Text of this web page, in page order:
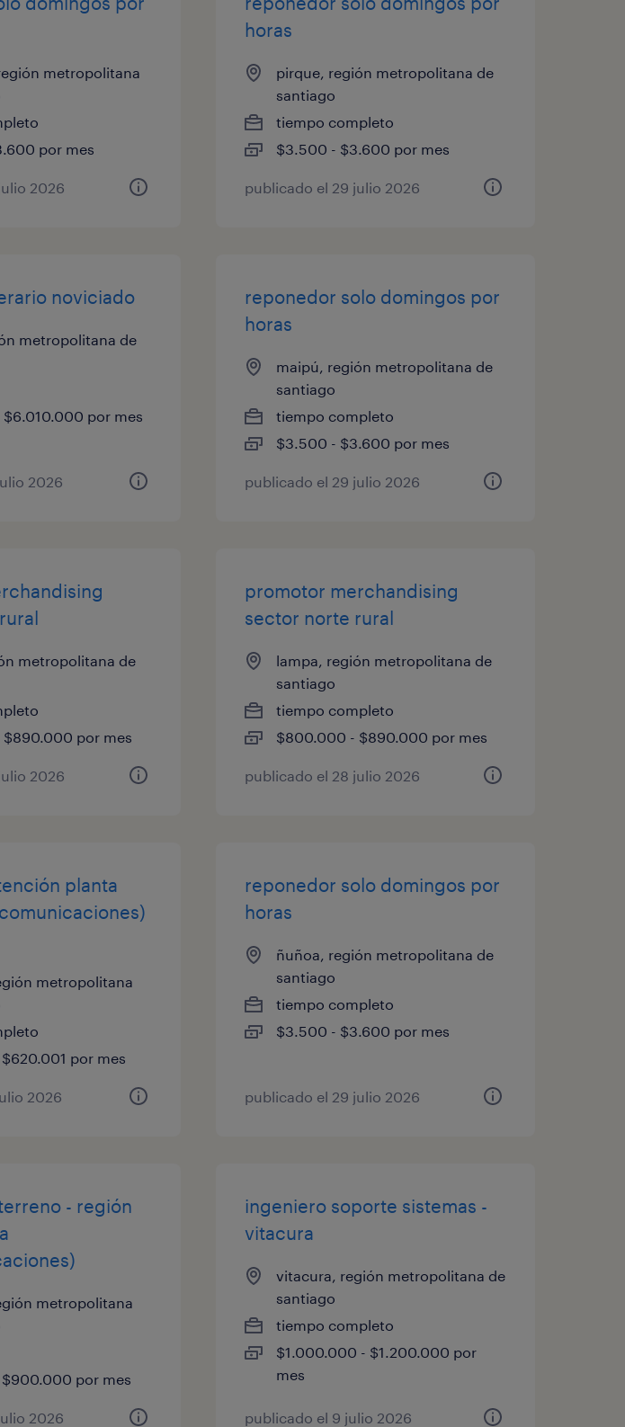
metropolitana
por mes
2026
horas
pirque, región metropolitana de
santiago
tiempo completo
$3.500 - $3.600 por mes
publicado el 29 julio 2026
noviciado
metropolitana de
por mes
2026
reponedor solo domingos por
horas
maipú, región metropolitana de
santiago
tiempo completo
$3.500 - $3.600 por mes
publicado el 29 julio 2026
metropolitana de
por mes
2026
promotor merchandising
sector norte rural
lampa, región metropolitana de
santiago
tiempo completo
$800.000 - $890.000 por mes
publicado el 28 julio 2026
planta
metropolitana
por mes
2026
reponedor solo domingos por
horas
ñuñoa, región metropolitana de
santiago
tiempo completo
$3.500 - $3.600 por mes
publicado el 29 julio 2026
- región
metropolitana
por mes
2026
ingeniero soporte sistemas -
vitacura
vitacura, región metropolitana de
santiago
tiempo completo
$1.000.000 - $1.200.000 por
mes
publicado el 9 julio 2026